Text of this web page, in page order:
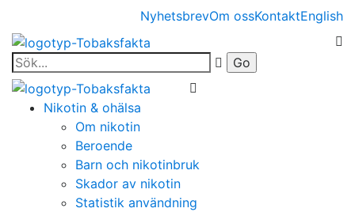
NyhetsbrevOm ossKontaktEnglish
Nikotin & ohälsa
Om nikotin
Beroende
Barn och nikotinbruk
Skador av nikotin
Statistik användning